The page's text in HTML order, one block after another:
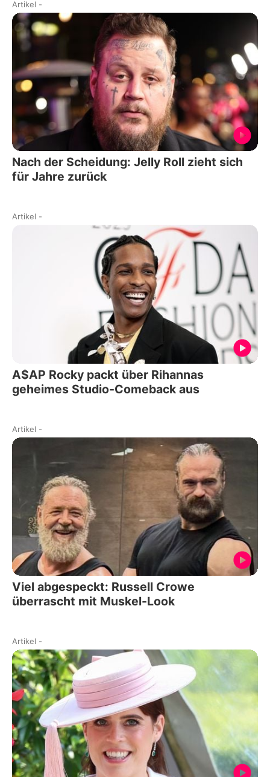
Artikel -
Nach der Scheidung: Jelly Roll zieht sich
für Jahre zurück
Artikel -
A$AP Rocky packt über Rihannas
geheimes Studio-Comeback aus
Artikel -
Viel abgespeckt: Russell Crowe
überrascht mit Muskel-Look
Artikel -